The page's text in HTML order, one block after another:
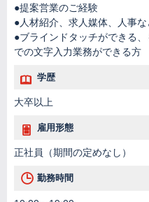
●提案営業のご経験
●人材紹介、求人媒体、人事
●ブラインドタッチができる
での文字入力業務ができる方
学歴
大卒以上
雇用形態
正社員（期間の定めなし）
勤務時間